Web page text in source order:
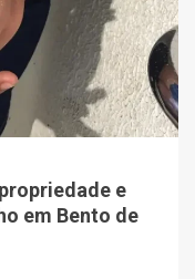
e
em Bento de